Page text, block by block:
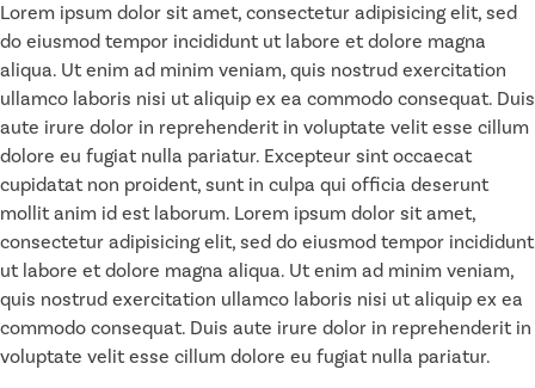
Lorem ipsum dolor sit amet, consectetur adipisicing elit, sed
do eiusmod tempor incididunt ut labore et dolore magna
aliqua. Ut enim ad minim veniam, quis nostrud exercitation
ullamco laboris nisi ut aliquip ex ea commodo consequat. Duis
aute irure dolor in reprehenderit in voluptate velit esse cillum
dolore eu fugiat nulla pariatur. Excepteur sint occaecat
cupidatat non proident, sunt in culpa qui officia deserunt
mollit anim id est laborum. Lorem ipsum dolor sit amet,
consectetur adipisicing elit, sed do eiusmod tempor incididunt
ut labore et dolore magna aliqua. Ut enim ad minim veniam,
quis nostrud exercitation ullamco laboris nisi ut aliquip ex ea
commodo consequat. Duis aute irure dolor in reprehenderit in
voluptate velit esse cillum dolore eu fugiat nulla pariatur.